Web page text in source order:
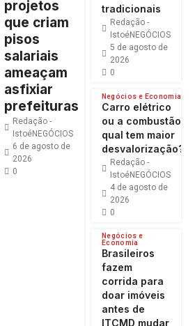
projetos
que criam
pisos
salariais
ameaçam
asfixiar
prefeituras
Redação -
IstoéNEGÓCIOS
6 de agosto de
2026
0
tradicionais
Redação -
IstoéNEGÓCIOS
5 de agosto de
2026
0
Negócios e Economia
Carro elétrico
ou a combustão:
qual tem maior
desvalorização?
Redação -
IstoéNEGÓCIOS
4 de agosto de
2026
0
Negócios e
Economia
Brasileiros
fazem
corrida para
doar imóveis
antes de
ITCMD mudar